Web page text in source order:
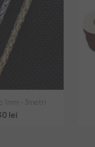
rapidă
1mm - 3metri
lei